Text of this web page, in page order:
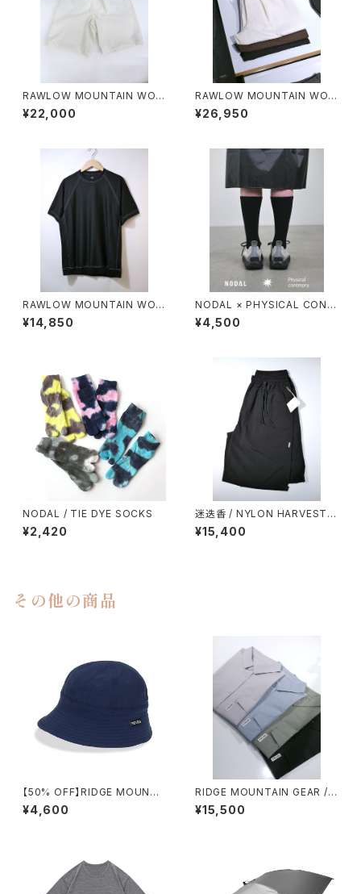
RAWLOW MOUNTAIN WOR
KS / HIKER GURKHA PANTS
¥22,000
RAWLOW MOUNTAIN WOR
KS / HIKER BAKER PANTS
¥26,950
RAWLOW MOUNTAIN WOR
KS / DAD LITE CREW
¥14,850
NODAL × PHYSICAL CONT
MPRY.
¥4,500
NODAL / TIE DYE SOCKS
¥2,420
迷迭香 / NYLON HARVEST L
OOSE SHORTS（2026）
¥15,400
その他の商品
【50% OFF】RIDGE MOUNTA
IN GEAR / ENOUGH HAT
¥4,600
RIDGE MOUNTAIN GEAR / B
ASIC SHORT SLEEVE SHIR
T（MEN）
¥15,500